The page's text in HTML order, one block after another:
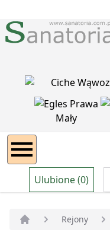
Ulubione (0)
Rejony